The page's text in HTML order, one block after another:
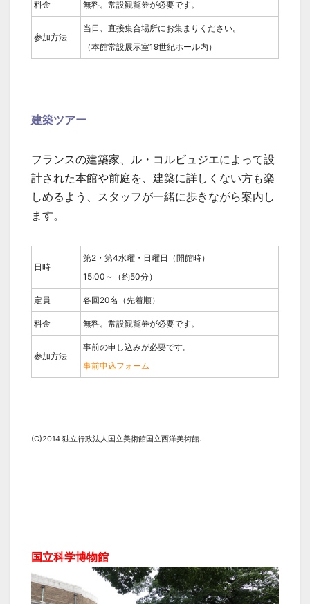
料金 無料。常設観覧券が必要です。
参加方法
当日、直接集合場所にお集まりください。
（本館常設展示室19世紀ホール内）
建築ツアー
フランスの建築家、ル・コルビュジエによって設
計された本館や前庭を、建築に詳しくない方も楽
しめるよう、スタッフが一緒に歩きながら案内し
ます。
日時
第2・第4水曜・日曜日（開館時）
15:00～（約50分）
定員 各回20名（先着順）
料金 無料。常設観覧券が必要です。
参加方法
事前の申し込みが必要です。
事前申込フォーム
(C)2014 独立行政法人国立美術館国立西洋美術館.
国立科学博物館